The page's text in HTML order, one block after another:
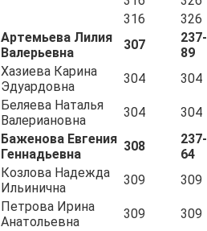
316
326
Артемьева Лилия
Валерьевна
307
89
Хазиева Карина
Эдуардовна
304 304
Беляева Наталья
Валериановна
304 304
Баженова Евгения
Геннадьевна
308
64
Козлова Надежда
Ильинична
309 309
Петрова Ирина
Анатольевна
309 309